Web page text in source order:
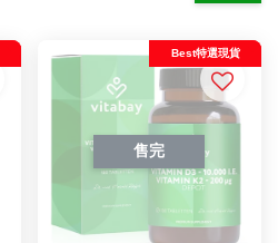
售完
Best特選現貨